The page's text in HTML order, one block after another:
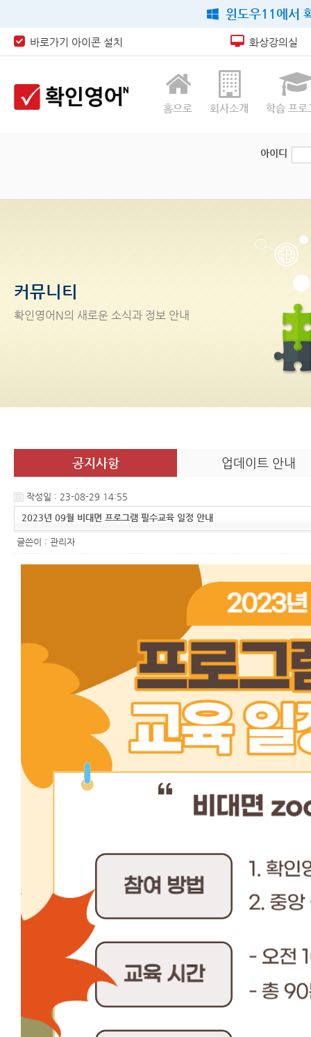
윈도우11에서
바로가기 아이콘 설치 화상강의실
홈으로 회사소개 학습 프로
아이디
커뮤니티
확인영어 N의 새로운 소식과 정보 안내
공지사항 업데이트 안내
작성일 : 23-08-29 14:55
2023년 09월 비대면 프로그램 필수교육 일정 안내
글쓴이 : 관리자